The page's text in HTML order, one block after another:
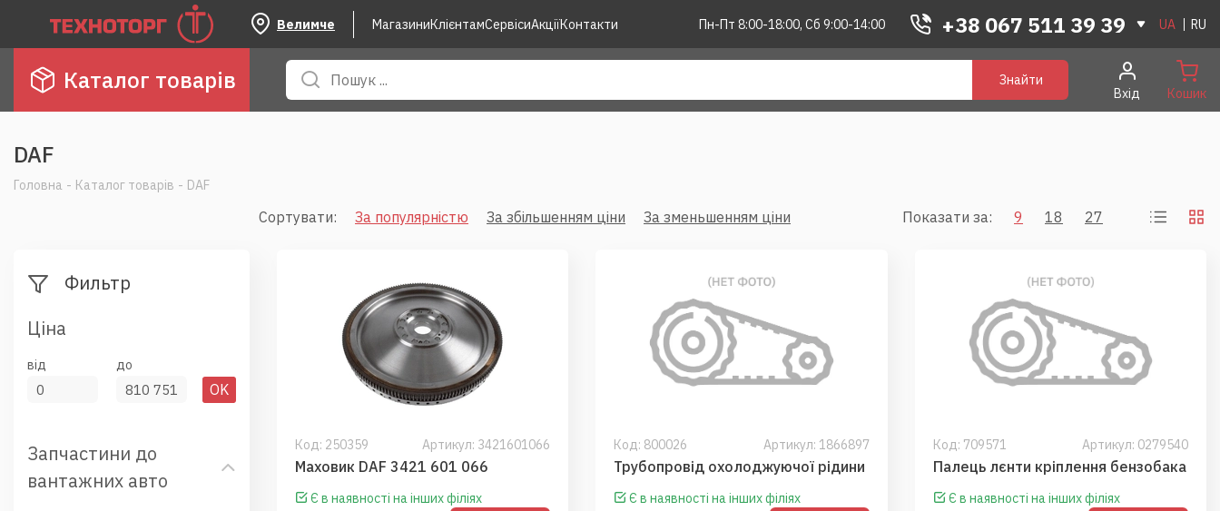
Велимче МагазиниКлієнтамСервісиАкціїКонтакти Пн-Пт 8:00-18:00, Сб 9:00-14:00 +38 067 511 39 39 UA RU
Каталог товарів
Знайти
Вхід
Кошик
DAF
Головна - Каталог товарів - DAF
Сортувати: За популярністю За збільшенням ціни За зменьшенням ціни Показати за: 9 18 27
Фильтр
Ціна
від до
OK
Запчастини до
вантажних авто
Код: 250359 Артикул: 3421601066
Маховик DAF 3421 601 066
Є в наявності на інших філіях
Код: 800026 Артикул: 1866897
Трубопровід охолоджуючої рідини
Є в наявності на інших філіях
Код: 709571 Артикул: 0279540
Палець лєнти кріплення бензобака
Є в наявності на інших філіях